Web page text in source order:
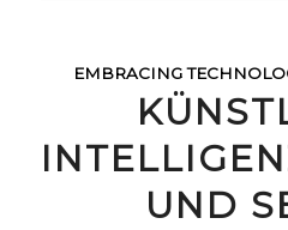
EMBRACING
UND